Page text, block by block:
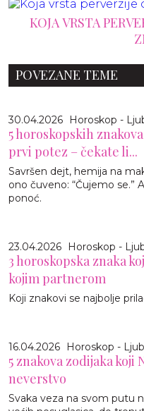
KOJA VRSTA
POVEZANE TEME
30.04.2026 Horoskop -
5 horoskopskih
prvi potez – čekate li...
Savršen dejt, hemija na
ono čuveno: “Čujemo se.”
ponoć.
23.04.2026 Horoskop -
3 horoskopska znaka
kojim partnerom
Koji znakovi se najbolje
16.04.2026 Horoskop -
5 znakova zodijaka koji
neverstvo
Svaka veza na svom putu